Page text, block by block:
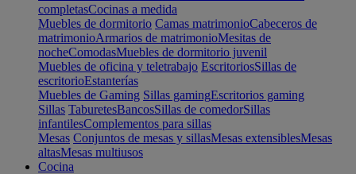
completasCocinas a medida
Muebles de dormitorio Camas matrimonioCabeceros de
matrimonioArmarios de matrimonioMesitas de
nocheComodasMuebles de dormitorio juvenil
Muebles de oficina y teletrabajo EscritoriosSillas de
escritorioEstanterías
Muebles de Gaming Sillas gamingEscritorios gaming
Sillas TaburetesBancosSillas de comedorSillas
infantilesComplementos para sillas
Mesas Conjuntos de mesas y sillasMesas extensiblesMesas
altasMesas multiusos
Cocina